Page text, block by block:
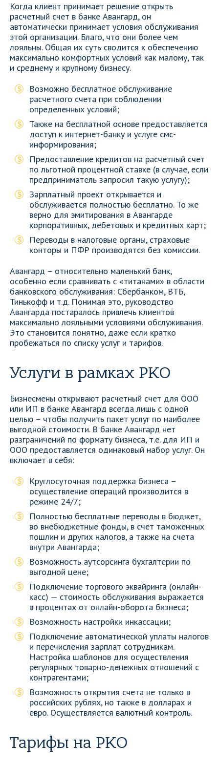
Когда клиент принимает решение открыть
расчетный счет в банке Авангард, он
автоматически принимает условия обслуживания
этой организации. Благо, что они более чем
лояльны. Общая их суть сводится к обеспечению
максимально комфортных условий как малому, так
и среднему и крупному бизнесу.
Возможно бесплатное обслуживание
расчетного счета при соблюдении
определенных условий;
Также на бесплатной основе предоставляется
доступ к интернет-банку и услуге смс-
информирования;
Предоставление кредитов на расчетный счет
по льготной процентной ставке (в случае, если
предприниматель запросил такую услугу);
Зарплатный проект открывается и
обслуживается полностью бесплатно. То же
верно для эмитирования в Авангарде
корпоративных, дебетовых и кредитных карт;
Переводы в налоговые органы, страховые
конторы и ПФР производятся без комиссии.
Авангард – относительно маленький банк,
особенно если сравнивать с «титанами» в области
банковского обслуживания: Сбербанком, ВТБ,
Тинькофф и т.д. Понимая это, руководство
Авангарда постаралось привлечь клиентов
максимально лояльными условиями обслуживания.
Это становится понятно, даже если кратко
пробежаться по списку услуг и тарифов.
Услуги в рамках РКО
Бизнесмены открывают расчетный счет для ООО
или ИП в банке Авангард всегда лишь с одной
целью – чтобы получить пакет услуг по наиболее
выгодной стоимости. В банке Авангард нет
разграничений по формату бизнеса, т.е. для ИП и
ООО предоставляется одинаковый набор услуг. Он
включает в себя:
Круглосуточная поддержка бизнеса –
осуществление операций производится в
режиме 24/7;
Полностью бесплатные переводы в бюджет,
во внебюджетные фонды, в счет таможенных
пошлин и других налогов, а также на счета
внутри Авангарда;
Возможность аутсорсинга бухгалтерии по
выгодной цене;
Подключение торгового эквайринга (онлайн-
касс) — стоимость обслуживания выражается
в процентах от онлайн-оборота бизнеса;
Возможность настройки инкассации;
Подключение автоматической уплаты налогов
и перечисления зарплат сотрудникам.
Настройка шаблонов для осуществления
регулярных товарно-денежных отношений с
контрагентами;
Возможность открытия счета не только в
российских рублях, но также в долларах и
евро. Осуществляется валютный контроль.
Тарифы на РКО